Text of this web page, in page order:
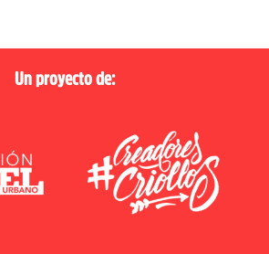
Un proyecto de: